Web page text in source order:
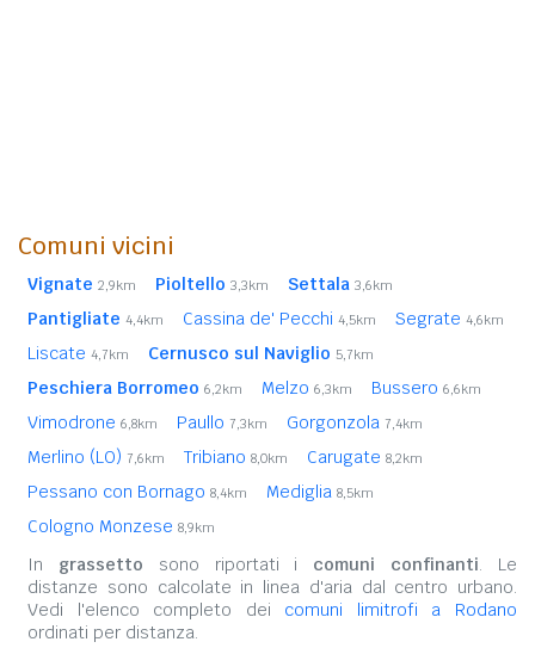
Comuni vicini
Vignate 2,9km Pioltello 3,3km Settala 3,6km
Pantigliate 4,4km Cassina de' Pecchi 4,5km Segrate 4,6km
Liscate 4,7km Cernusco sul Naviglio 5,7km
Peschiera Borromeo 6,2km Melzo 6,3km Bussero 6,6km
Vimodrone 6,8km Paullo 7,3km Gorgonzola 7,4km
Merlino (LO) 7,6km Tribiano 8,0km Carugate 8,2km
Pessano con Bornago 8,4km Mediglia 8,5km
Cologno Monzese 8,9km
In grassetto sono riportati i comuni confinanti. Le
distanze sono calcolate in linea d'aria dal centro urbano.
Vedi l'elenco completo dei comuni limitrofi a Rodano
ordinati per distanza.